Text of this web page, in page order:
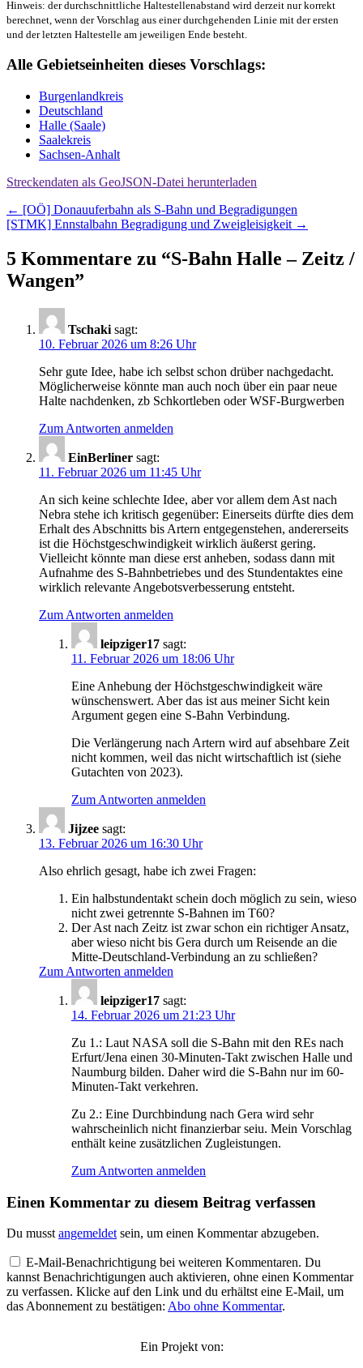
Hinweis: der durchschnittliche Haltestellenabstand wird derzeit nur korrekt
berechnet, wenn der Vorschlag aus einer durchgehenden Linie mit der ersten
und der letzten Haltestelle am jeweiligen Ende besteht.
Alle Gebietseinheiten dieses Vorschlags:
Burgenlandkreis
Deutschland
Halle (Saale)
Saalekreis
Sachsen-Anhalt
Streckendaten als GeoJSON-Datei herunterladen
Beitragsnavigation
← [OÖ] Donauuferbahn als S-Bahn und Begradigungen
[STMK] Ennstalbahn Begradigung und Zweigleisigkeit →
5 Kommentare zu “S-Bahn Halle – Zeitz /
Wangen”
Tschaki sagt:
10. Februar 2026 um 8:26 Uhr
Sehr gute Idee, habe ich selbst schon drüber nachgedacht.
Möglicherweise könnte man auch noch über ein paar neue
Halte nachdenken, zb Schkortleben oder WSF-Burgwerben
Zum Antworten anmelden
EinBerliner sagt:
11. Februar 2026 um 11:45 Uhr
An sich keine schlechte Idee, aber vor allem dem Ast nach
Nebra stehe ich kritisch gegenüber: Einerseits dürfte dies dem
Erhalt des Abschnitts bis Artern entgegenstehen, andererseits
ist die Höchstgeschwindigkeit wirklich äußerst gering.
Vielleicht könnte man diese erst anheben, sodass dann mit
Aufnahme des S-Bahnbetriebes und des Stundentaktes eine
wirklich relevante Angebotsverbesserung entsteht.
Zum Antworten anmelden
leipziger17 sagt:
11. Februar 2026 um 18:06 Uhr
Eine Anhebung der Höchstgeschwindigkeit wäre
wünschenswert. Aber das ist aus meiner Sicht kein
Argument gegen eine S-Bahn Verbindung.
Die Verlängerung nach Artern wird auf absehbare Zeit
nicht kommen, weil das nicht wirtschaftlich ist (siehe
Gutachten von 2023).
Zum Antworten anmelden
Jijzee sagt:
13. Februar 2026 um 16:30 Uhr
Also ehrlich gesagt, habe ich zwei Fragen:
Ein halbstundentakt schein doch möglich zu sein, wieso
nicht zwei getrennte S-Bahnen im T60?
Der Ast nach Zeitz ist zwar schon ein richtiger Ansatz,
aber wieso nicht bis Gera durch um Reisende an die
Mitte-Deutschland-Verbindung an zu schließen?
Zum Antworten anmelden
leipziger17 sagt:
14. Februar 2026 um 21:23 Uhr
Zu 1.: Laut NASA soll die S-Bahn mit den REs nach
Erfurt/Jena einen 30-Minuten-Takt zwischen Halle und
Naumburg bilden. Daher wird die S-Bahn nur im 60-
Minuten-Takt verkehren.
Zu 2.: Eine Durchbindung nach Gera wird sehr
wahrscheinlich nicht finanzierbar seiu. Mein Vorschlag
enthält keine zusätzlichen Zugleistungen.
Zum Antworten anmelden
Einen Kommentar zu diesem Beitrag verfassen
Du musst angemeldet sein, um einen Kommentar abzugeben.
E-Mail-Benachrichtigung bei weiteren Kommentaren. Du
kannst Benachrichtigungen auch aktivieren, ohne einen Kommentar
zu verfassen. Klicke auf den Link und du erhältst eine E-Mail, um
das Abonnement zu bestätigen: Abo ohne Kommentar.
Ein Projekt von: